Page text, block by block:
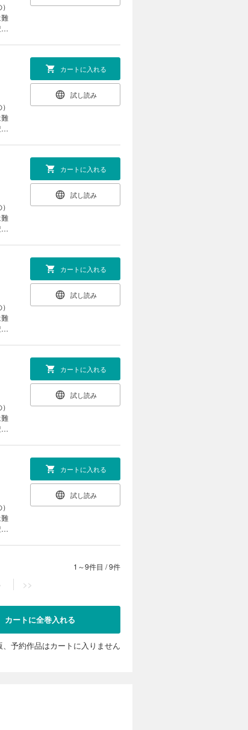
カートに入れる
試し読み
カートに入れる
試し読み
カートに入れる
試し読み
カートに入れる
試し読み
カートに入れる
試し読み
1～9件目 /9件
>>
カートに全巻入れる
予約作品はカートに入りません